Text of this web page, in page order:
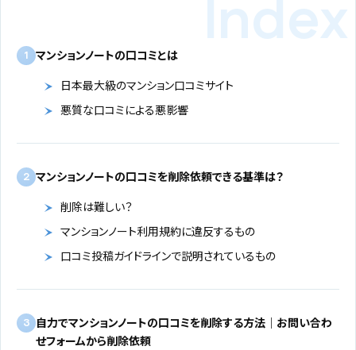
1 マンションノートの口コミとは
日本最大級のマンション口コミサイト
悪質な口コミによる悪影響
2 マンションノートの口コミを削除依頼できる基準は？
削除は難しい？
マンションノート利用規約に違反するもの
口コミ投稿ガイドラインで説明されているもの
3 自力でマンションノートの口コミを削除する方法｜お問い合わ
せフォームから削除依頼